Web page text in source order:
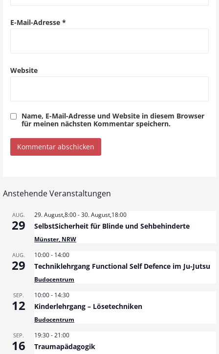
oE-Mail-Adresse *
Website
Name, E-Mail-Adresse und Website in diesem Browser
für meinen nächsten Kommentar speichern.
Anstehende Veranstaltungen
AUG.
29
29. August,8:00-30. August,18:00
SelbstSicherheit für Blinde und Sehbehinderte
Münster, NRW
AUG.
29
10:00- 14:00
Techniklehrgang Functional Self Defence im Ju-Jutsu
Budocentrum
SEP.
12
10:00- 14:30
Kinderlehrgang – Lösetechniken
Budocentrum
SEP.
16
19:30-21:00
Traumapädagogik